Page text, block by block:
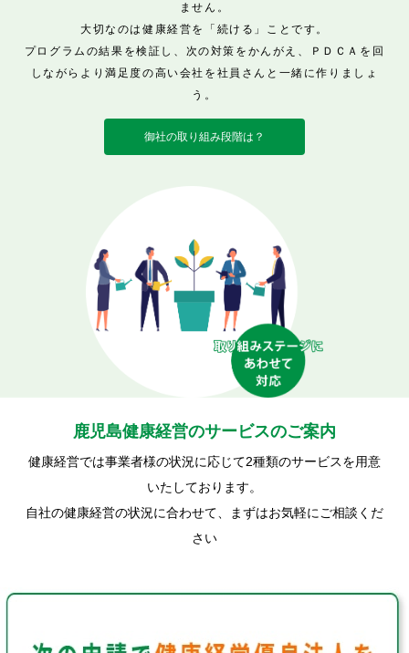
ません。
大切なのは健康経営を「続ける」ことです。
プログラムの結果を検証し、次の対策をかんがえ、ＰＤＣＡを回
しながらより満足度の高い会社を社員さんと一緒に作りましょ
う。
御社の取り組み段階は？
鹿児島健康経営のサービスのご案内
健康経営では事業者様の状況に応じて2種類のサービスを用意
いたしております。
自社の健康経営の状況に合わせて、まずはお気軽にご相談くだ
さい